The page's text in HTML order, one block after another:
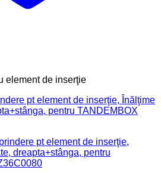
element de inserţie
pt element de inserţie, Înălţime
pentru TANDEMBOX